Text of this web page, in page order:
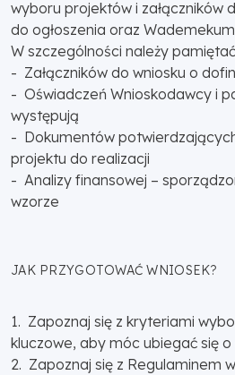
wyboru projektów i załączników
do ogłoszenia oraz
W szczególności należy pamiętać
- Załączników do wniosku o
- Oświadczeń Wnioskodawcy i
występują
- Dokumentów
projektu do realizacji
- Analizy finansowej –
wzorze
JAK PRZYGOTOWAĆ WNIOSEK?
1. Zapoznaj się z kryteriami
kluczowe, aby móc ubiegać się
2. Zapoznaj się z Regulaminem